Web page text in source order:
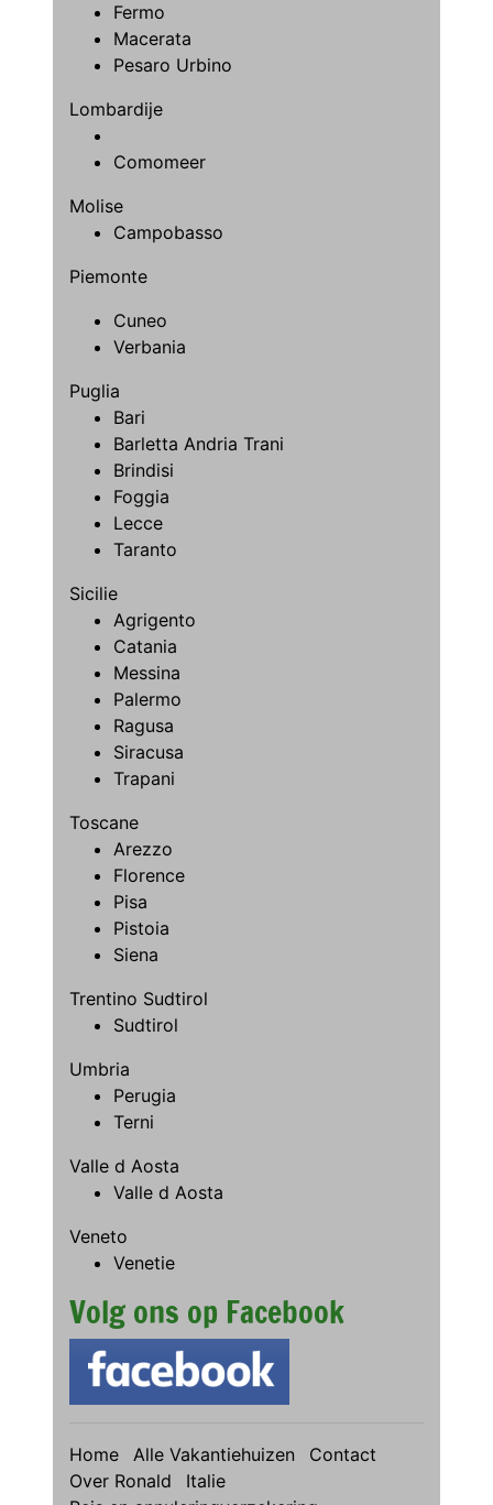
Fermo
Macerata
Pesaro Urbino
Lombardije
Comomeer
Molise
Campobasso
Piemonte
Cuneo
Verbania
Puglia
Bari
Barletta Andria Trani
Brindisi
Foggia
Lecce
Taranto
Sicilie
Agrigento
Catania
Messina
Palermo
Ragusa
Siracusa
Trapani
Toscane
Arezzo
Florence
Pisa
Pistoia
Siena
Trentino Sudtirol
Sudtirol
Umbria
Perugia
Terni
Valle d Aosta
Valle d Aosta
Veneto
Venetie
Volg ons op Facebook
Home Alle Vakantiehuizen
Contact
Over Ronald
Italie